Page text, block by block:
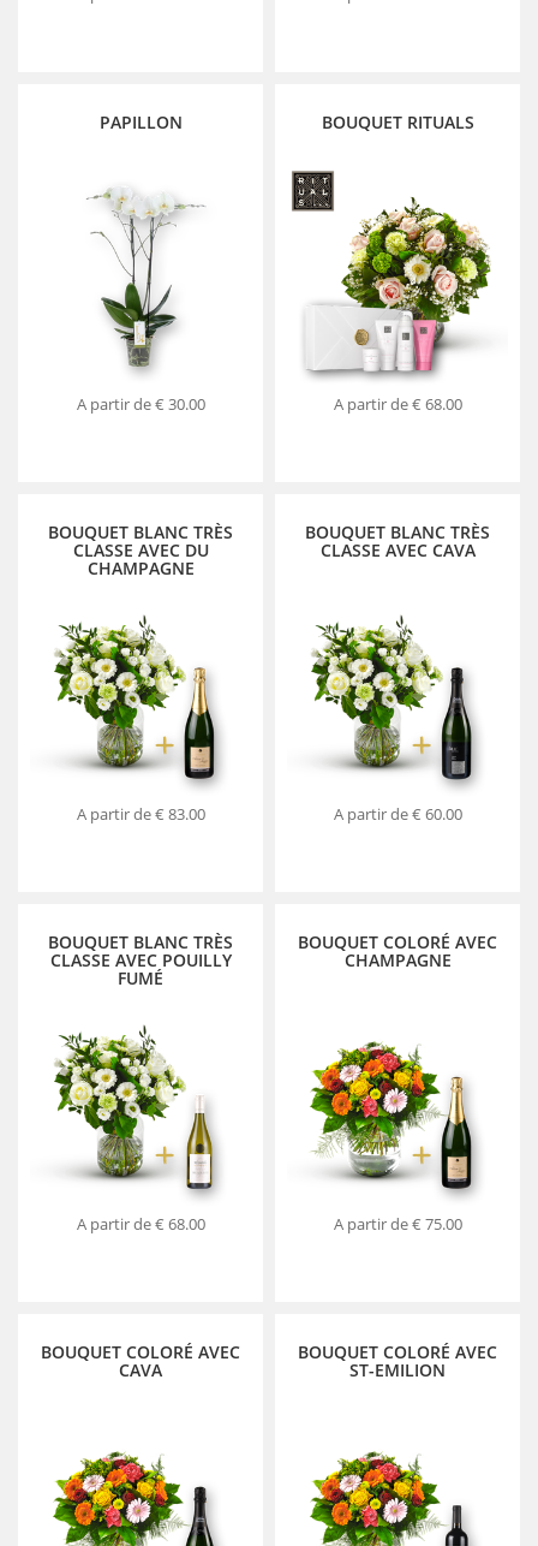
PAPILLON
A partir de€ 30.00
BOUQUET RITUALS
A partir de€ 68.00
BOUQUET BLANC TRÈS
CLASSE AVEC DU
CHAMPAGNE
A partir de€ 83.00
BOUQUET BLANC TRÈS
CLASSE AVEC CAVA
A partir de€ 60.00
BOUQUET BLANC TRÈS
CLASSE AVEC POUILLY
FUMÉ
A partir de€ 68.00
BOUQUET COLORÉ AVEC
CHAMPAGNE
A partir de€ 75.00
BOUQUET COLORÉ AVEC
CAVA
BOUQUET COLORÉ AVEC
ST-EMILION